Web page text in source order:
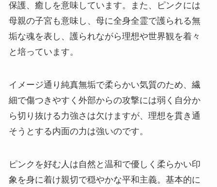
保護、癒しを意味しています。また、ピンクには
母親の子宮も意味し、母に全身全霊で護られる無
垢な魂を表し、護られながら理想や世界観を着々
と培っています。
イメージ通り純真無垢で柔らかい気質のため、繊
細で傷つきやすく外部からの攻撃には弱く自分か
ら切り抜ける力強さは欠けますが、理想を貫き通
そうとする内面の力は強いのです。
ピンクを好む人は自然と温和で優しく柔らかい印
象を身に着け親切で穏やかな平和主義。基本的に